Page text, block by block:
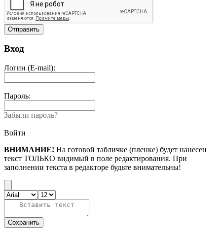
Вход
Логин (E-mail):
Пароль:
Забыли пароль?
Войти
ВНИМАНИЕ! На готовой табличке (пленке) будет нанесен
текст ТОЛЬКО видимый в поле редактирования. При
заполнении текста в редакторе будьте внимательны!
Сохранить